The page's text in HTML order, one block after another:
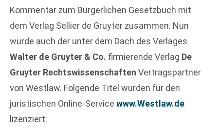
Kommentar zum Bürgerlichen Gesetzbuch mit
dem Verlag Sellier de Gruyter zusammen. Nun
wurde auch der unter dem Dach des Verlages
Walter de Gruyter & Co. firmierende Verlag De
Gruyter Rechtswissenschaften Vertragspartner
von Westlaw. Folgende Titel wurden für den
juristischen Online-Service www.Westlaw.de
lizenziert: